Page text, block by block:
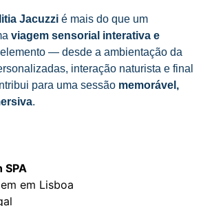
Jacuzzi é mais do que um
viagem sensorial interativa e
— desde a ambientação da
interação naturista e final
para uma sessão memorável,
.
SPA
em Lisboa